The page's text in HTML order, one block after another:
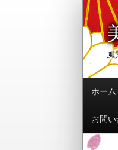
風
ツ
ホーム
お問